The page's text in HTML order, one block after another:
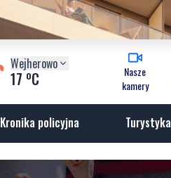
Wejherowo
17 oC
Nasze
kamery
Kronika policyjna Turystyka